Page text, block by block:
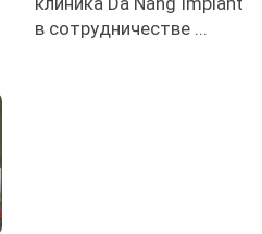
в сотрудничестве ...